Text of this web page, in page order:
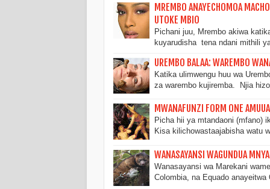
MREMBO ANAYECHOMOA
UTOKE MBIO
Pichani juu, Mrembo akiwa
kuyarudisha tena ndani mithili
UREMBO BALAA: WAREMBO
Katika ulimwengu huu wa
za warembo kujiremba. Njia
MWANAFUNZI FORM ONE
Picha hii ya mtandaoni (mfano)
Kisa kilichowastaajabisha watu
WANASAYANSI WAGUNDUA
Wanasayansi wa Marekani
Colombia, na Equado